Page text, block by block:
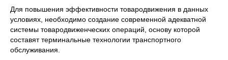
Для повышения эффективности товародвижения в данных
условиях, необходимо создание современной адекватной
системы товародвиженческих операций, основу которой
составят терминальные технологии транспортного
обслуживания.